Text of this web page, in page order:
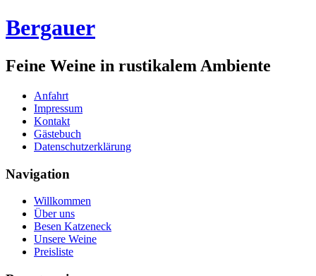
Bergauer
Feine Weine in rustikalem Ambiente
Anfahrt
Impressum
Kontakt
Gästebuch
Datenschutzerklärung
Navigation
Willkommen
Über uns
Besen Katzeneck
Unsere Weine
Preisliste